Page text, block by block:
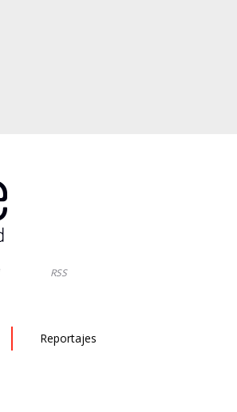
RSS
Reportajes